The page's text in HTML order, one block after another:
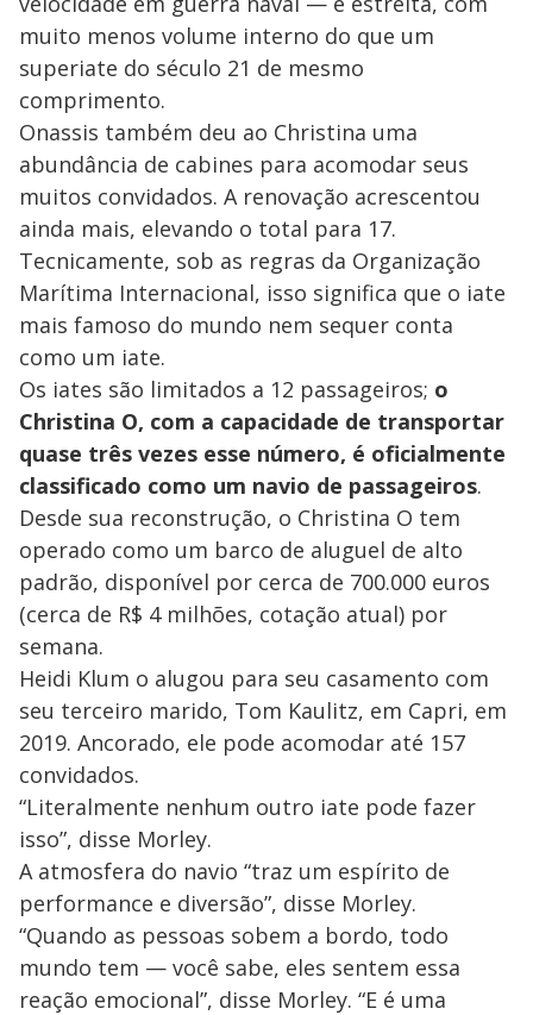
muito menos volume interno do que um
superiate do século 21 de mesmo
comprimento.
Onassis também deu ao Christina uma
abundância de cabines para acomodar seus
muitos convidados. A renovação acrescentou
ainda mais, elevando o total para 17.
Tecnicamente, sob as regras da Organização
Marítima Internacional, isso significa que o iate
mais famoso do mundo nem sequer conta
como um iate.
Os iates são limitados a 12 passageiros; o
Christina O, com a capacidade de transportar
quase três vezes esse número, é oficialmente
classificado como um navio de passageiros.
Desde sua reconstrução, o Christina O tem
operado como um barco de aluguel de alto
padrão, disponível por cerca de 700.000 euros
(cerca de R$ 4 milhões, cotação atual) por
semana.
Heidi Klum o alugou para seu casamento com
seu terceiro marido, Tom Kaulitz, em Capri, em
2019. Ancorado, ele pode acomodar até 157
convidados.
“Literalmente nenhum outro iate pode fazer
isso”, disse Morley.
A atmosfera do navio “traz um espírito de
performance e diversão”, disse Morley.
“Quando as pessoas sobem a bordo, todo
mundo tem — você sabe, eles sentem essa
reação emocional”, disse Morley. “E é uma